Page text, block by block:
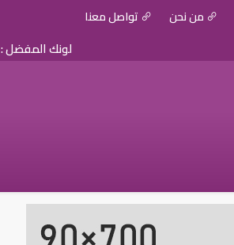
من نحن تواصل معنا
لونك المفضل :